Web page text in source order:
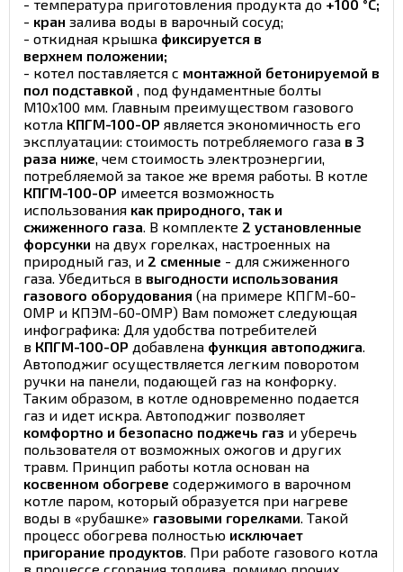
- температура приготовления продукта до +100 °С;
- кран залива воды в варочный сосуд;
- откидная крышка фиксируется в
верхнем положении;
- котел поставляется с монтажной бетонируемой в
пол подставкой , под фундаментные болты
М10х100 мм. Главным преимуществом газового
котла КПГМ-100-ОР является экономичность его
эксплуатации: стоимость потребляемого газа в 3
раза ниже, чем стоимость электроэнергии,
потребляемой за такое же время работы. В котле
КПГМ-100-ОР имеется возможность
использования как природного, так и
сжиженного газа. В комплекте 2 установленные
форсунки на двух горелках, настроенных на
природный газ, и 2 сменные - для сжиженного
газа. Убедиться в выгодности использования
газового оборудования (на примере КПГМ-60-
ОМР и КПЭМ-60-ОМР) Вам поможет следующая
инфографика: Для удобства потребителей
в КПГМ-100-ОР добавлена функция автоподжига.
Автоподжиг осуществляется легким поворотом
ручки на панели, подающей газ на конфорку.
Таким образом, в котле одновременно подается
газ и идет искра. Автоподжиг позволяет
комфортно и безопасно поджечь газ и уберечь
пользователя от возможных ожогов и других
травм. Принцип работы котла основан на
косвенном обогреве содержимого в варочном
котле паром, который образуется при нагреве
воды в «рубашке» газовыми горелками. Такой
процесс обогрева полностью исключает
пригорание продуктов. При работе газового котла